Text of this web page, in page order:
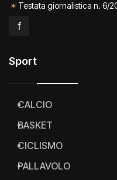
✶ Testata giornalistica n. 6/
f
Sport
CALCIO
BASKET
CICLISMO
PALLAVOLO